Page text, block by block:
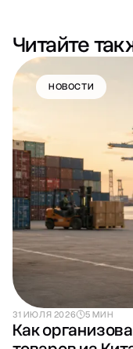
Читайте
НОВОСТИ
31 ИЮЛЯ 2026 5 МИН
Как